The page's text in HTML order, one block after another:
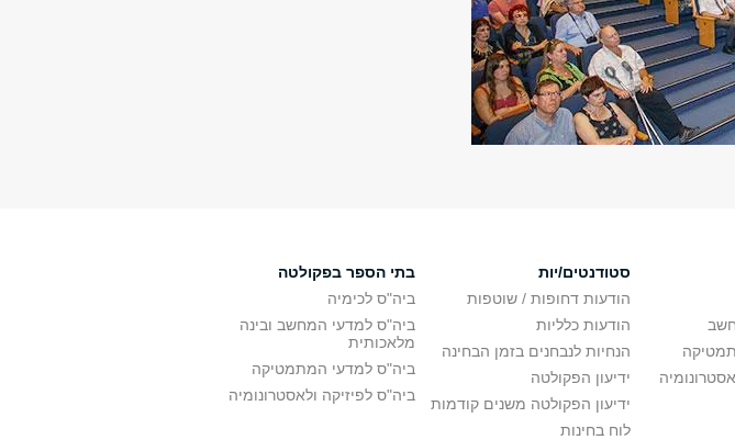
סטודנטים/יות
הודעות דחופות / שוטפות
הודעות כלליות
הנחיות לנבחנים בזמן הבחינה
ידיעון הפקולטה
ידיעון הפקולטה משנים קודמות
לוח בחינות
בתי הספר בפקולטה
ביה"ס לכימיה
ביה"ס למדעי המחשב ובינה
מלאכותית
ביה"ס למדעי המתמטיקה
ביה"ס לפיזיקה ולאסטרונומיה